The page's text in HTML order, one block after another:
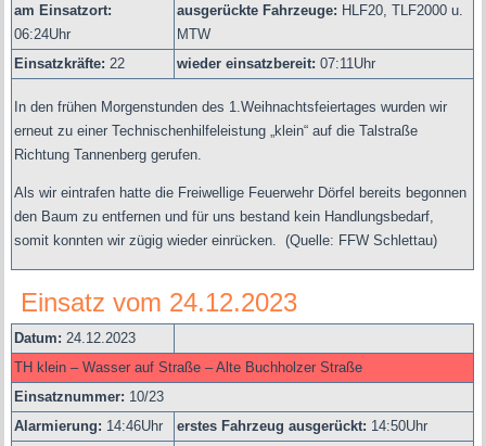
am Einsatzort:
06:24Uhr
ausgerückte Fahrzeuge: HLF20, TLF2000 u.
MTW
Einsatzkräfte:22 wieder einsatzbereit: 07:11Uhr
In den frühen Morgenstunden des 1.Weihnachtsfeiertages wurden wir
erneut zu einer Technischenhilfeleistung „klein“ auf die Talstraße
Richtung Tannenberg gerufen.
Als wir eintrafen hatte die Freiwellige Feuerwehr Dörfel bereits begonnen
den Baum zu entfernen und für uns bestand kein Handlungsbedarf,
somit konnten wir zügig wieder einrücken.(Quelle: FFW Schlettau)
Einsatz vom 24.12.2023
Datum:24.12.2023
TH klein – Wasser auf Straße – Alte Buchholzer Straße
Einsatznummer: 10/23
Alarmierung: 14:46Uhr erstes Fahrzeug ausgerückt: 14:50Uhr